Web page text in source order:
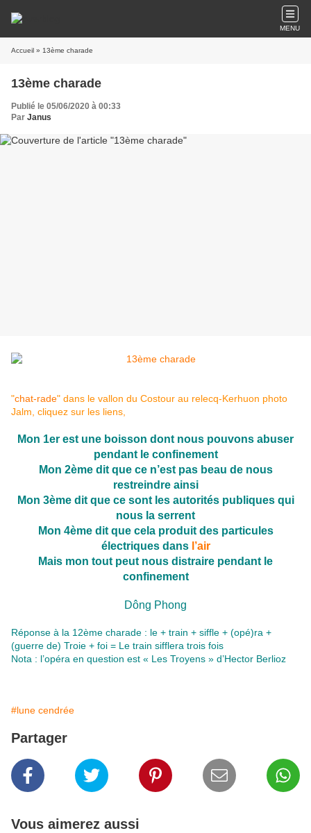
MENU
Accueil » 13ème charade
13ème charade
Publié le 05/06/2020 à 00:33
Par Janus
"chat-rade" dans le vallon du Costour au relecq-Kerhuon photo
Jalm, cliquez sur les liens,
Mon 1er est une boisson dont nous pouvons abuser
pendant le confinement
Mon 2ème dit que ce n’est pas beau de nous
restreindre ainsi
Mon 3ème dit que ce sont les autorités publiques qui
nous la serrent
Mon 4ème dit que cela produit des particules
électriques dans l’air
Mais mon tout peut nous distraire pendant le
confinement
Dông Phong
Réponse à la 12ème charade : le + train + siffle + (opé)ra +
(guerre de) Troie + foi = Le train sifflera trois fois
Nota : l’opéra en question est « Les Troyens » d’Hector Berlioz
#lune cendrée
Partager
Vous aimerez aussi